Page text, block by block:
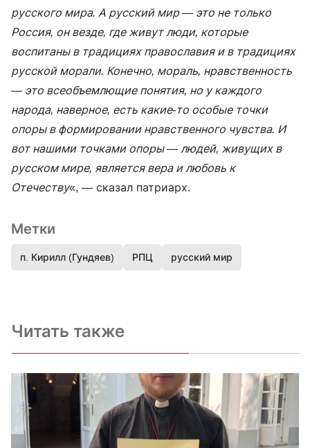
русского мира. А русский мир — это не только
Россия, он везде, где живут люди, которые
воспитаны в традициях православия и в традициях
русской морали. Конечно, мораль, нравственность
— это всеобъемлющие понятия, но у каждого
народа, наверное, есть какие-то особые точки
опоры в формировании нравственного чувства. И
вот нашими точками опоры — людей, живущих в
русском мире, является вера и любовь к
Отечеству«, — сказал патриарх.
Метки
п. Кирилл (Гундяев) РПЦ русский мир
Читать также